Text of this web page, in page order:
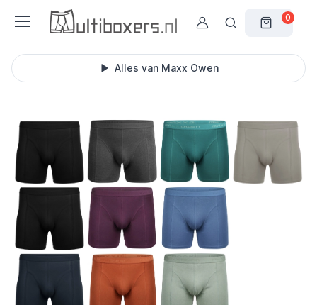
0
Alles van Maxx Owen